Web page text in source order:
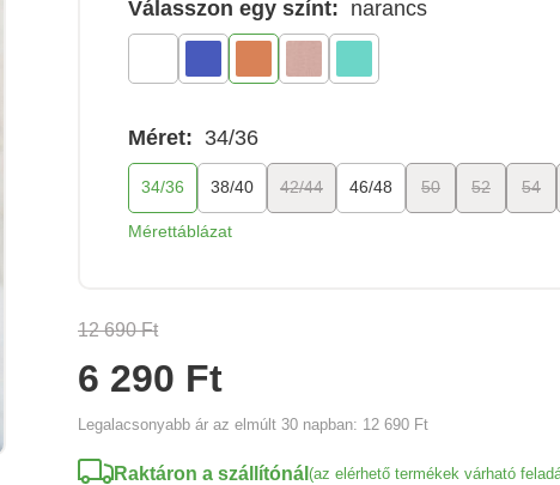
Válasszon egy színt: narancs
Méret: 34/36
34/36 38/40 42/44 46/48 50 52 54
Mérettáblázat
12 690 Ft
6 290 Ft
Legalacsonyabb ár az elmúlt 30 napban: 12 690 Ft
Raktáron a szállítónál (az elérhető termékek várható